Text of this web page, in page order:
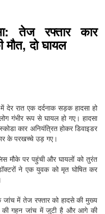
तेज रफ्तार कार
दो घायल
में देर रात एक दर्दनाक सड़क हादसा हो
गंभीर रूप से घायल हो गए। हादसा
कार अनियंत्रित होकर डिवाइडर
के परखच्चे उड़ गए।
मौके पर पहुंची और घायलों को तुरंत
ने एक युवक को मृत घोषित कर
जांच में तेज रफ्तार को हादसे की मुख्य
की गहन जांच में जुटी है और आगे की